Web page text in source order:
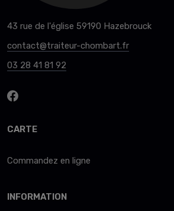
43 rue de l'église 59190 Hazebrouck
contact@traiteur-chombart.fr
03 28 41 81 92
CARTE
Commandez en ligne
INFORMATION